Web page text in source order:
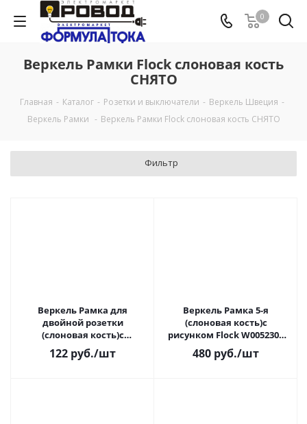
0
Веркель Рамки Flock слоновая кость
СНЯТО
Главная - Каталог - Розетки и выключатели - Веркель Швеция -
Веркель Рамки - Веркель Рамки Flock слоновая кость СНЯТО
Фильтр
Веркель Рамка для
двойной розетки
(слоновая кость)с
рисунком Flock W0082303
ВЫВОД
122 руб./шт
Веркель Рамка 5-я
(слоновая кость)с
рисунком Flock W0052303
ВЫВОД
480 руб./шт